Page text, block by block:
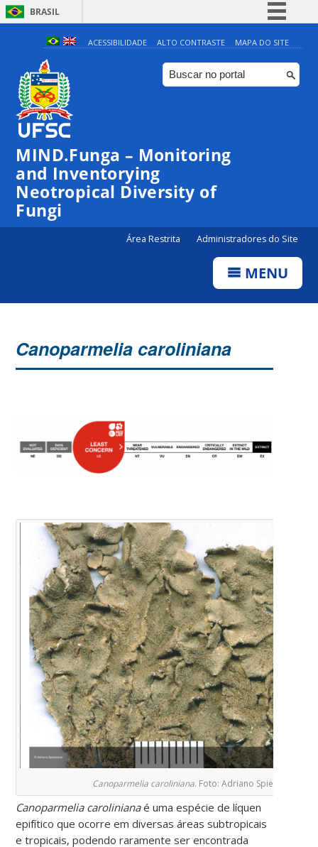
BRASIL
Simplifique!
Comunica BR
Participe
Canais
ACESSIBILIDADE ALTO CONTRASTE MAPA DO SITE
MIND.Funga – Monitoring
and Inventorying
Neotropical Diversity of
Fungi
Área Restrita Administradores do Site
MENU
Canoparmelia caroliniana
Canoparmelia caroliniana. Foto: Adriano Spielmann.
Canoparmelia carolinianaé uma espécie de líquen
epifítico que ocorre em diversas áreas subtropicais
e tropicais, podendo raramente ser encontrada